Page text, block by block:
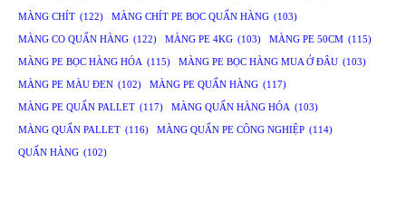
MÀNG CHÍT (122) MÀNG CHÍT PE BỌC QUẤN HÀNG (103)
MÀNG CO QUẤN HÀNG (122) MÀNG PE 4KG (103) MÀNG PE 50CM (115)
MÀNG PE BỌC HÀNG HÓA (115) MÀNG PE BỌC HÀNG MUA Ở ĐÂU (103)
MÀNG PE MÀU ĐEN (102) MÀNG PE QUẤN HÀNG (117)
MÀNG PE QUẤN PALLET (117) MÀNG QUẤN HÀNG HÓA (103)
MÀNG QUẤN PALLET (116) MÀNG QUẤN PE CÔNG NGHIỆP (114)
QUẤN HÀNG (102)